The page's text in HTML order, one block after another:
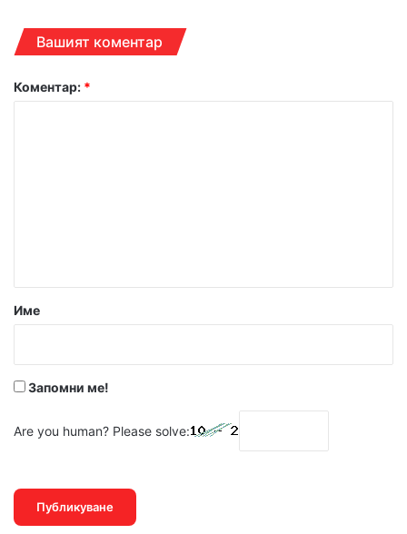
Вашият коментар
Коментар: *
Име
Запомни ме!
Are you human? Please solve: